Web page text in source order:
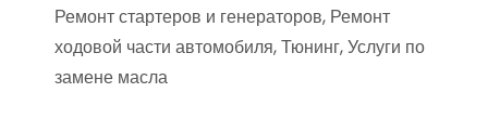
Ремонт стартеров и генераторов, Ремонт
ходовой части автомобиля, Тюнинг, Услуги по
замене масла